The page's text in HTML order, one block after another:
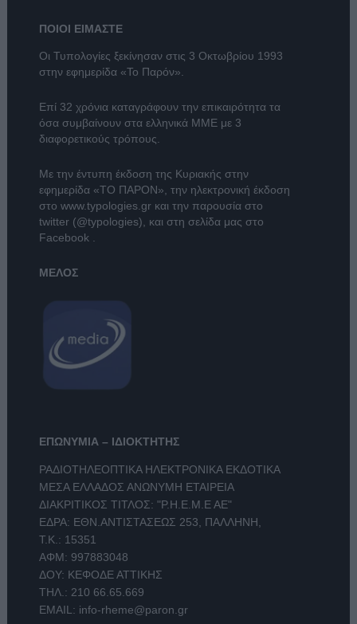
ΠΟΙΟΙ ΕΙΜΑΣΤΕ
Οι Τυπολογίες ξεκίνησαν στις 3 Οκτωβρίου 1993
στην εφημερίδα «Το Παρόν».
Επί 32 χρόνια καταγράφουν την επικαιρότητα τα
όσα συμβαίνουν στα ελληνικά ΜΜΕ με 3
διαφορετικούς τρόπους.
Με την έντυπη έκδοση της Κυριακής στην
εφημερίδα «ΤΟ ΠΑΡΟΝ», την ηλεκτρονική έκδοση
στο www.typologies.grκαι την παρουσία στο
twitter (@typologies), και στη σελίδα μας στο
Facebook .
ΜΕΛΟΣ
ΕΠΩΝΥΜΙΑ – ΙΔΙΟΚΤΗΤΗΣ
ΡΑΔΙΟΤΗΛΕΟΠΤΙΚΑ ΗΛΕΚΤΡΟΝΙΚΑ ΕΚΔΟΤΙΚΑ
ΜΕΣΑ ΕΛΛΑΔΟΣ ΑΝΩΝΥΜΗ ΕΤΑΙΡΕΙΑ
ΔΙΑΚΡΙΤΙΚΟΣ ΤΙΤΛΟΣ: "Ρ.Η.Ε.Μ.Ε ΑΕ"
ΕΔΡΑ: ΕΘΝ.ΑΝΤΙΣΤΑΣΕΩΣ 253, ΠΑΛΛΗΝΗ,
Τ.Κ.: 15351
ΑΦΜ: 997883048
ΔΟΥ: ΚΕΦΟΔΕ ΑΤΤΙΚΗΣ
ΤΗΛ.: 210 66.65.669
EMAIL: info-rheme@paron.gr